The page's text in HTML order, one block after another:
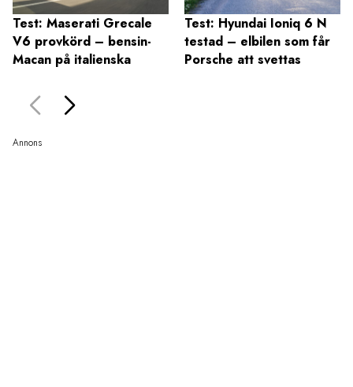
Test: Maserati Grecale
V6 provkörd – bensin-
Macan på italienska
Test: Hyundai Ioniq 6 N
testad – elbilen som får
Porsche att svettas
Annons